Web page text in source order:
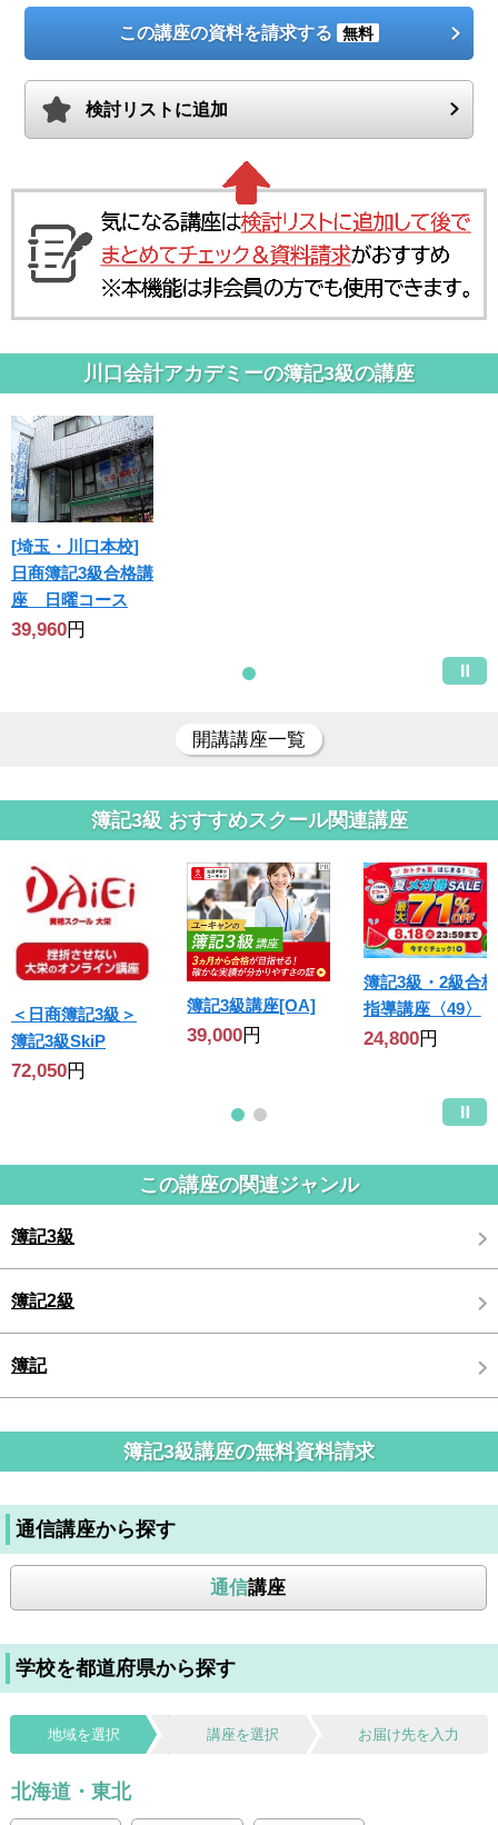
この講座の資料を請求する 無料
検討リストに追加
川口会計アカデミーの簿記3級の講座
[埼玉・川口本校]
日商簿記3級合格講
座 日曜コース
39,960円
開講講座一覧
簿記3級 おすすめスクール関連講座
＜日商簿記3級＞
簿記3級SkiP
72,050円
簿記3級講座[OA]
39,000円
簿記3級・2級合格
指導講座〈49〉
24,800円
この講座の関連ジャンル
簿記3級
簿記2級
簿記
簿記3級講座の無料資料請求
通信講座から探す
通信講座
学校を都道府県から探す
地域を選択 講座を選択 お届け先を入力
北海道・東北